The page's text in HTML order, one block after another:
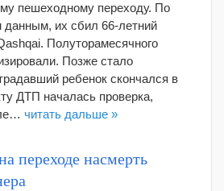
пешеходному переходу. По
данным, их сбил 66-летний
Полуторамесячного
Позже стало
ребенок скончался в
ДТП началась проверка,
читать дальше »
переходе насмерть